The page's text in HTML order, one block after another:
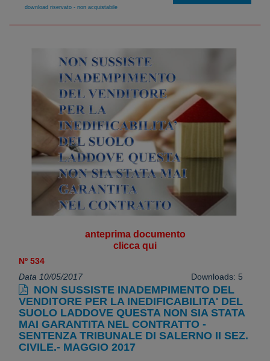
download riservato - non acquistabile
anteprima documento
clicca qui
Nº 534
Data 10/05/2017
Downloads: 5
NON SUSSISTE INADEMPIMENTO DEL
VENDITORE PER LA INEDIFICABILITA' DEL
SUOLO LADDOVE QUESTA NON SIA STATA
MAI GARANTITA NEL CONTRATTO -
SENTENZA TRIBUNALE DI SALERNO II SEZ.
CIVILE.- MAGGIO 2017